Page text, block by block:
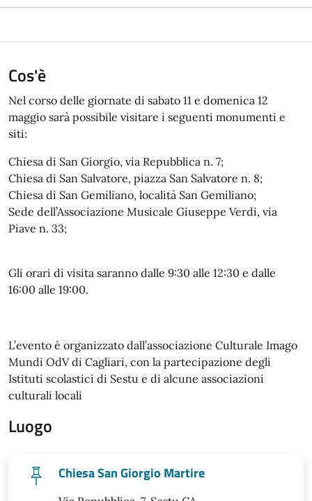
Cos'è
Nel corso delle giornate di sabato 11 e domenica 12
maggio sarà possibile visitare i seguenti monumenti e
siti:
Chiesa di San Giorgio, via Repubblica n. 7;
Chiesa di San Salvatore, piazza San Salvatore n. 8;
Chiesa di San Gemiliano, località San Gemiliano;
Sede dell’Associazione Musicale Giuseppe Verdi, via
Piave n. 33;
Gli orari di visita saranno dalle 9:30 alle 12:30 e dalle
16:00 alle 19:00.
L’evento è organizzato dall’associazione Culturale Imago
Mundi OdV di Cagliari, con la partecipazione degli
Istituti scolastici di Sestu e di alcune associazioni
culturali locali
Luogo
Chiesa San Giorgio Martire